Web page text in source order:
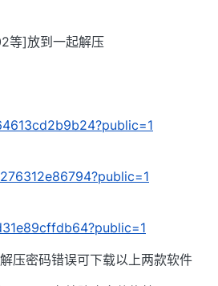
等]放到一起解压
压密码错误可下载以上两款软件